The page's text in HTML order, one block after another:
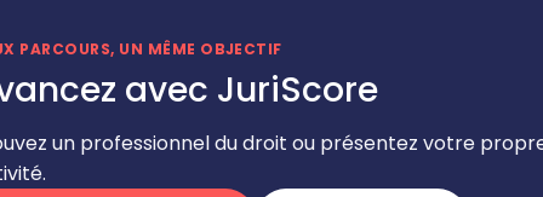
PARCOURS, UN MÊME OBJECTIF
avec JuriScore
un professionnel du droit ou présentez votre